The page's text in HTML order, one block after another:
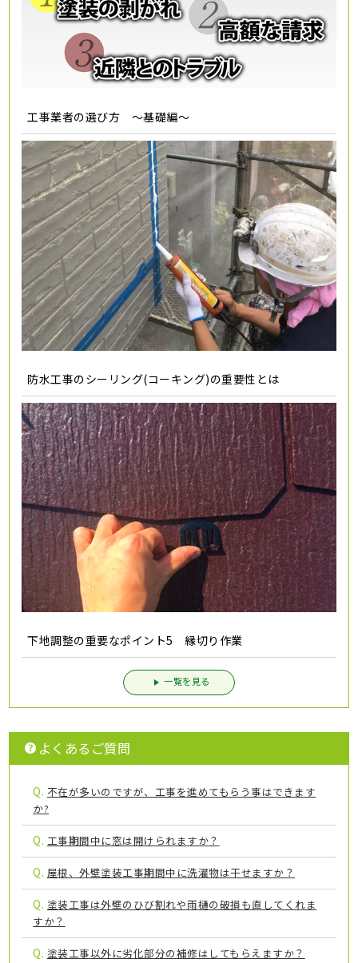
工事業者の選び方 ～基礎編～
防水工事のシーリング(コーキング)の重要性とは
下地調整の重要なポイント5 縁切り作業
一覧を見る
よくあるご質問
Q. 不在が多いのですが、工事を進めてもらう事はできます
か?
Q. 工事期間中に窓は開けられますか？
Q. 屋根、外壁塗装工事期間中に洗濯物は干せますか？
Q. 塗装工事は外壁のひび割れや雨樋の破損も直してくれま
すか？
Q. 塗装工事以外に劣化部分の補修はしてもらえますか？